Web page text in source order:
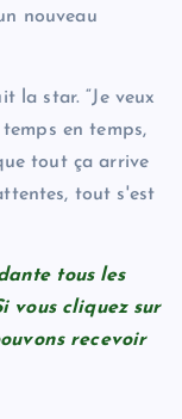
nouveau
la star. “Je veux
en temps,
tout ça arrive
tout s'est
tous les
vous cliquez sur
recevoir